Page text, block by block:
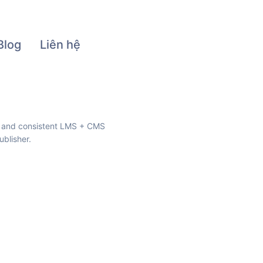
Liên hệ
consistent LMS + CMS